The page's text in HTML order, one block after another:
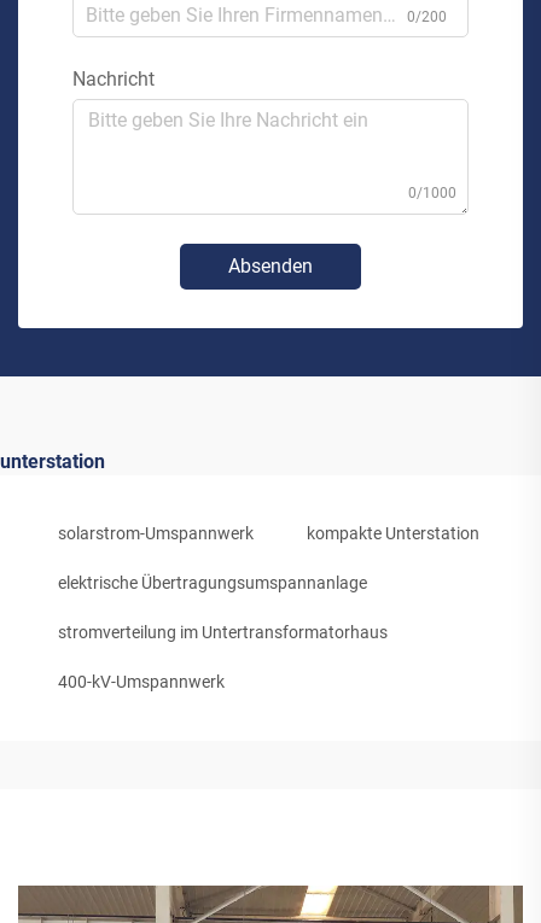
0/200
Nachricht
0/1000
Absenden
unterstation
solarstrom-Umspannwerk kompakte Unterstation
elektrische Übertragungsumspannanlage
stromverteilung im Untertransformatorhaus
400-kV-Umspannwerk